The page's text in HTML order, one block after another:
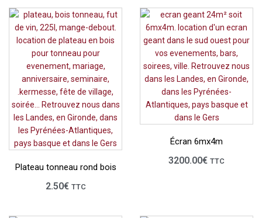
Plateau tonneau rond bois
2.50€ TTC
Écran 6mx4m
3200.00€ TTC